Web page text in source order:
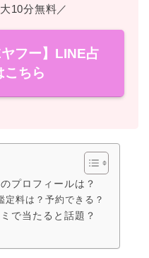
10分無料／
ヤフー】LINE占
こちら
プロフィールは？
定料は？予約できる？
で当たると話題？